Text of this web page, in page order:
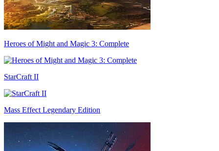
Heroes of Might and Magic 3: Complete
StarCraft II
Mass Effect Legendary Edition